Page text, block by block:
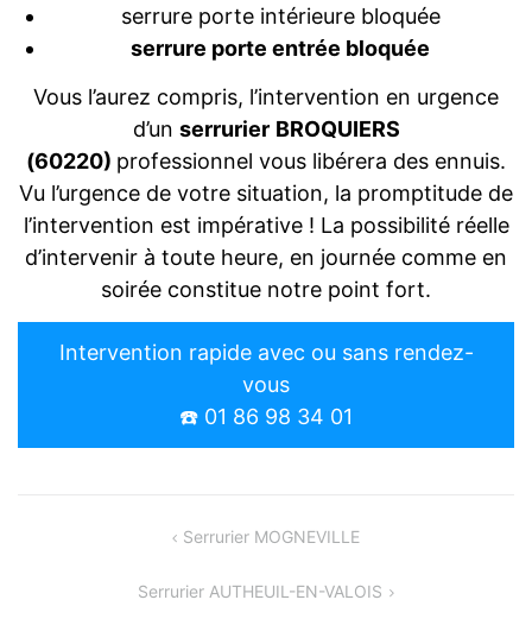
serrure porte intérieure bloquée
serrure porte entrée bloquée
Vous l’aurez compris, l’intervention en urgence
d’un serrurier BROQUIERS
(60220) professionnel vous libérera des ennuis.
Vu l’urgence de votre situation, la promptitude de
l’intervention est impérative ! La possibilité réelle
d’intervenir à toute heure, en journée comme en
soirée constitue notre point fort.
Intervention rapide avec ou sans rendez-
vous
☎️ 01 86 98 34 01
Serrurier MOGNEVILLE
Serrurier AUTHEUIL-EN-VALOIS